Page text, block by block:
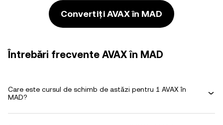
Convertiți AVAX în MAD
Întrebări frecvente AVAX în MAD
Care este cursul de schimb de astăzi pentru 1 AVAX în
MAD?